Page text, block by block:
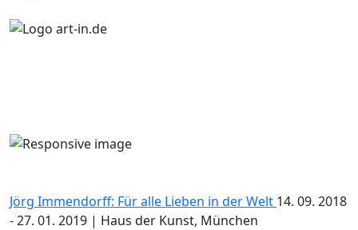
Jörg Immendorff: Für alle Lieben in der Welt 14. 09. 2018
- 27. 01. 2019 | Haus der Kunst, München